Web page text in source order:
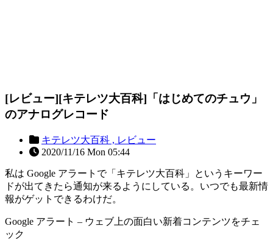
[レビュー][キテレツ大百科]「はじめてのチュウ」
のアナログレコード
キテレツ大百科 , レビュー
2020/11/16 Mon 05:44
私は Google アラートで「キテレツ大百科」というキーワー
ドが出てきたら通知が来るようにしている。いつでも最新情
報がゲットできるわけだ。
Google アラート – ウェブ上の面白い新着コンテンツをチェ
ック